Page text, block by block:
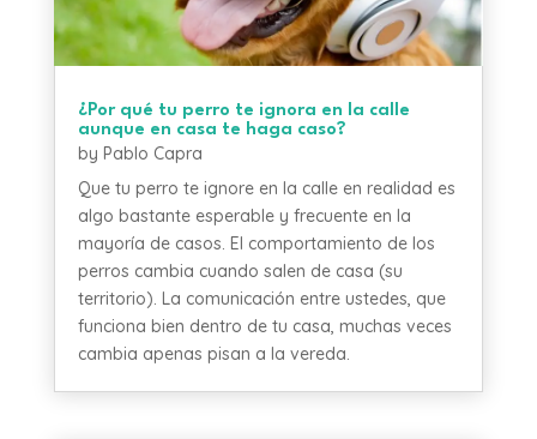
¿Por qué tu perro te ignora en la calle
aunque en casa te haga caso?
by Pablo Capra
Que tu perro te ignore en la calle en realidad es
algo bastante esperable y frecuente en la
mayoría de casos. El comportamiento de los
perros cambia cuando salen de casa (su
territorio). La comunicación entre ustedes, que
funciona bien dentro de tu casa, muchas veces
cambia apenas pisan a la vereda.